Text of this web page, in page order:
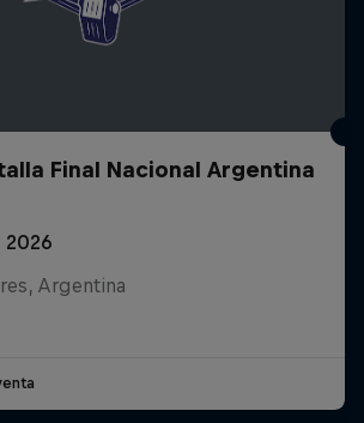
Final Nacional Argentina
2026
Argentina